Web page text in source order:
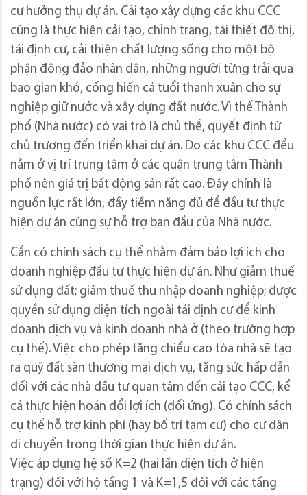
cư hưởng thụ dự án. Cải tạo xây dựng các khu CCC
cũng là thực hiện cải tạo, chỉnh trang, tái thiết đô thị,
tái định cư, cải thiện chất lượng sống cho một bộ
phận đông đảo nhân dân, những người từng trải qua
bao gian khó, cống hiến cả tuổi thanh xuân cho sự
nghiệp giữ nước và xây dựng đất nước. Vì thế Thành
phố (Nhà nước) có vai trò là chủ thể, quyết định từ
chủ trương đến triển khai dự án. Do các khu CCC đều
nằm ở vị trí trung tâm ở các quận trung tâm Thành
phố nên giá trị bất động sản rất cao. Đây chính là
nguồn lực rất lớn, đầy tiềm năng đủ để đầu tư thực
hiện dự án cùng sự hỗ trợ ban đầu của Nhà nước.
Cần có chính sách cụ thể nhằm đảm bảo lợi ích cho
doanh nghiệp đầu tư thực hiện dự án. Như giảm thuế
sử dụng đất; giảm thuế thu nhập doanh nghiệp; được
quyền sử dụng diện tích ngoài tái định cư để kinh
doanh dịch vụ và kinh doanh nhà ở (theo trường hợp
cụ thể). Việc cho phép tăng chiều cao tòa nhà sẽ tạo
ra quỹ đất sàn thương mại dịch vụ, tăng sức hấp dẫn
đối với các nhà đầu tư quan tâm đến cải tạo CCC, kể
cả thực hiện hoán đổi lợi ích (đối ứng). Có chính sách
cụ thể hỗ trợ kinh phí (hay bố trí tạm cư) cho cư dân
di chuyển trong thời gian thực hiện dự án.
Việc áp dụng hệ số K=2 (hai lần diện tích ở hiện
trạng) đối với hộ tầng 1 và K=1,5 đối với các tầng